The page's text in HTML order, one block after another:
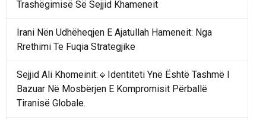
Trashëgimisë Së Sejjid Khameneit
Irani Nën Udhëheqjen E Ajatullah Hameneit: Nga
Rrethimi Te Fuqia Strategjike
Sejjid Ali Khomeinit:🔹Identiteti Ynë Është Tashmë I
Bazuar Në Mosbërjen E Kompromisit Përballë
Tiranisë Globale.